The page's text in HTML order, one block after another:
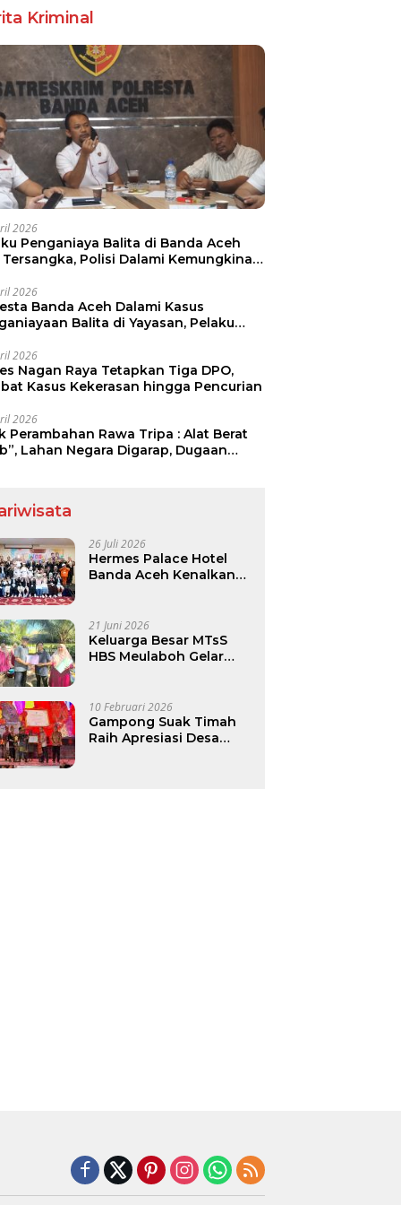
Kriminal
2026
Penganiaya Balita di Banda Aceh
Tersangka, Polisi Dalami Kemungkinan
2026
Banda Aceh Dalami Kasus
Balita di Yayasan, Pelaku
2026
Nagan Raya Tetapkan Tiga DPO,
Kasus Kekerasan hingga Pencurian
2026
Perambahan Rawa Tripa : Alat Berat
Lahan Negara Digarap, Dugaan
26 Juli 2026
Hermes Palace Hotel
Banda Aceh Kenalkan
21 Juni 2026
Keluarga Besar MTsS
HBS Meulaboh Gelar
10 Februari 2026
Gampong Suak Timah
Raih Apresiasi Desa